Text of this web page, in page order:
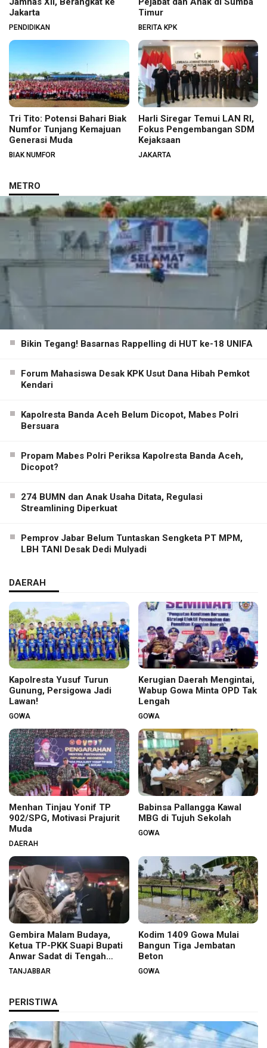
Jakarta
PENDIDIKAN
Timur
BERITA KPK
Tri Tito: Potensi Bahari Biak
Numfor Tunjang Kemajuan
Generasi Muda
BIAK NUMFOR
Harli Siregar Temui LAN RI,
Fokus Pengembangan SDM
Kejaksaan
JAKARTA
METRO
Bikin Tegang! Basarnas Rappelling di HUT ke-18 UNIFA
Forum Mahasiswa Desak KPK Usut Dana Hibah Pemkot
Kendari
Kapolresta Banda Aceh Belum Dicopot, Mabes Polri
Bersuara
Propam Mabes Polri Periksa Kapolresta Banda Aceh,
Dicopot?
274 BUMN dan Anak Usaha Ditata, Regulasi
Streamlining Diperkuat
Pemprov Jabar Belum Tuntaskan Sengketa PT MPM,
LBH TANI Desak Dedi Mulyadi
DAERAH
Kapolresta Yusuf Turun
Gunung, Persigowa Jadi
Lawan!
GOWA
Kerugian Daerah Mengintai,
Wabup Gowa Minta OPD Tak
Lengah
GOWA
Menhan Tinjau Yonif TP
902/SPG, Motivasi Prajurit
Muda
DAERAH
Babinsa Pallangga Kawal
MBG di Tujuh Sekolah
GOWA
Gembira Malam Budaya,
Ketua TP-PKK Suapi Bupati
Anwar Sadat di Tengah
Warga
TANJABBAR
Kodim 1409 Gowa Mulai
Bangun Tiga Jembatan
Beton
GOWA
PERISTIWA